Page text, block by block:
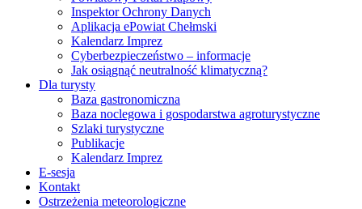
Inspektor Ochrony Danych
Aplikacja ePowiat Chełmski
Kalendarz Imprez
Cyberbezpieczeństwo – informacje
Jak osiągnąć neutralność klimatyczną?
Dla turysty
Baza gastronomiczna
Baza noclegowa i gospodarstwa agroturystyczne
Szlaki turystyczne
Publikacje
Kalendarz Imprez
E-sesja
Kontakt
Ostrzeżenia meteorologiczne